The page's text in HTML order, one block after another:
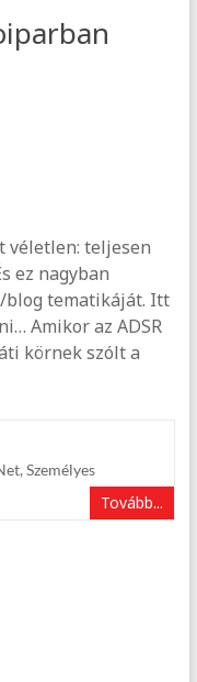
véletlen: teljesen
ez nagyban
blog tematikáját. Itt
Amikor az ADSR
körnek szólt a
, Személyes
Tovább...